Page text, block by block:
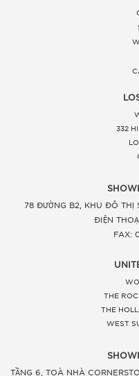
332
78 ĐƯỜNG B2, KHU ĐÔ THỊ
ĐIỆN
FAX:
THE
THE
WEST
TẦNG 6, TOÀ NHÀ